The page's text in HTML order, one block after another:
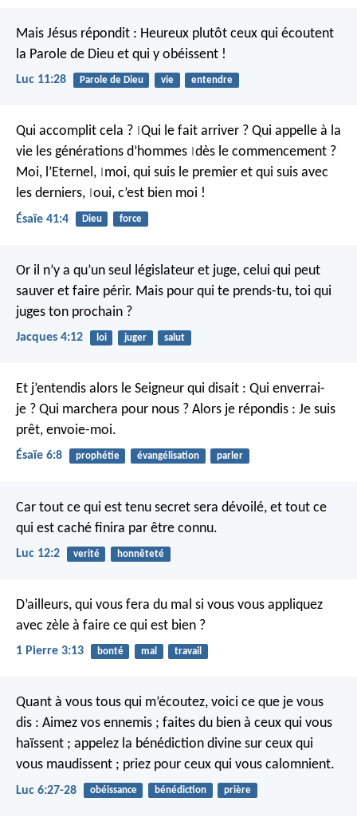
Mais Jésus répondit : Heureux plutôt ceux qui écoutent
la Parole de Dieu et qui y obéissent !
Luc 11:28 Parole de Dieu vie entendre
Qui accomplit cela ? Qui le fait arriver ? Qui appelle à la
vie les générations d’hommes dès le commencement ?
Moi, l’Eternel, moi, qui suis le premier et qui suis avec
les derniers, oui, c’est bien moi !
Ésaïe 41:4 Dieu force
Or il n’y a qu’un seul législateur et juge, celui qui peut
sauver et faire périr. Mais pour qui te prends-tu, toi qui
juges ton prochain ?
Jacques 4:12 loi juger salut
Et j’entendis alors le Seigneur qui disait : Qui enverrai-
je ? Qui marchera pour nous ? Alors je répondis : Je suis
prêt, envoie-moi.
Ésaïe 6:8 prophétie évangélisation parler
Car tout ce qui est tenu secret sera dévoilé, et tout ce
qui est caché finira par être connu.
Luc 12:2 verité honnêteté
D’ailleurs, qui vous fera du mal si vous vous appliquez
avec zèle à faire ce qui est bien ?
1 Pierre 3:13 bonté mal travail
Quant à vous tous qui m’écoutez, voici ce que je vous
dis : Aimez vos ennemis ; faites du bien à ceux qui vous
haïssent ; appelez la bénédiction divine sur ceux qui
vous maudissent ; priez pour ceux qui vous calomnient.
Luc 6:27-28 obéissance bénédiction prière